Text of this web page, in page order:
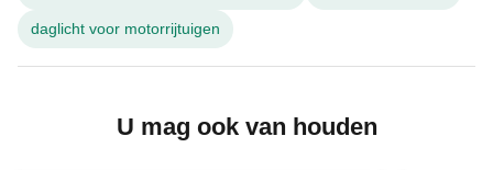
daglicht voor motorrijtuigen
U mag ook van houden